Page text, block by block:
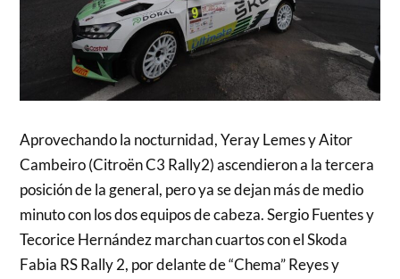
Aprovechando la nocturnidad, Yeray Lemes y Aitor
Cambeiro (Citroën C3 Rally2) ascendieron a la tercera
posición de la general, pero ya se dejan más de medio
minuto con los dos equipos de cabeza. Sergio Fuentes y
Tecorice Hernández marchan cuartos con el Skoda
Fabia RS Rally 2, por delante de “Chema” Reyes y